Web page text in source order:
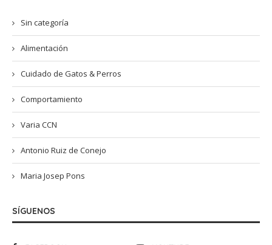
Sin categoría
Alimentación
Cuidado de Gatos & Perros
Comportamiento
Varia CCN
Antonio Ruiz de Conejo
Maria Josep Pons
SÍGUENOS